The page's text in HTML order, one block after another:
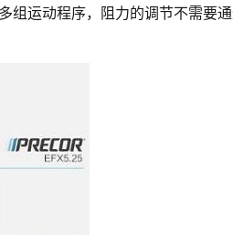
组运动程序，阻力的调节不需要